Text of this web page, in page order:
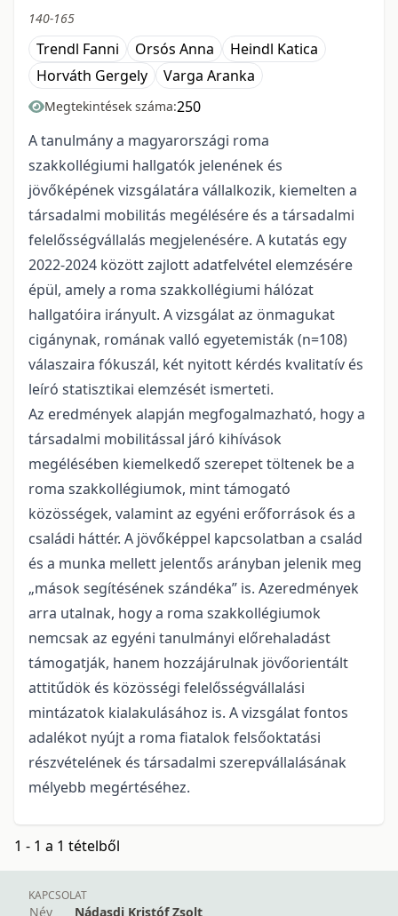
140-165
Trendl Fanni Orsós Anna
Heindl Katica
Horváth Gergely
Varga Aranka
Megtekintések száma:250
A tanulmány a magyarországi roma
szakkollégiumi hallgatók jelenének és
jövőképének vizsgálatára vállalkozik, kiemelten a
társadalmi mobilitás megélésére és a társadalmi
felelősségvállalás megjelenésére. A kutatás egy
2022-2024 között zajlott adatfelvétel elemzésére
épül, amely a roma szakkollégiumi hálózat
hallgatóira irányult. A vizsgálat az önmagukat
cigánynak, romának valló egyetemisták (n=108)
válaszaira fókuszál, két nyitott kérdés kvalitatív és
leíró statisztikai elemzését ismerteti.
Az eredmények alapján megfogalmazható, hogy a
társadalmi mobilitással járó kihívások
megélésében kiemelkedő szerepet töltenek be a
roma szakkollégiumok, mint támogató
közösségek, valamint az egyéni erőforrások és a
családi háttér. A jövőképpel kapcsolatban a család
és a munka mellett jelentős arányban jelenik meg
„mások segítésének szándéka” is. Azeredmények
arra utalnak, hogy a roma szakkollégiumok
nemcsak az egyéni tanulmányi előrehaladást
támogatják, hanem hozzájárulnak jövőorientált
attitűdök és közösségi felelősségvállalási
mintázatok kialakulásához is. A vizsgálat fontos
adalékot nyújt a roma fiatalok felsőoktatási
részvételének és társadalmi szerepvállalásának
mélyebb megértéséhez.
1 - 1 a 1 tételből
KAPCSOLAT
Név Nádasdi Kristóf Zsolt